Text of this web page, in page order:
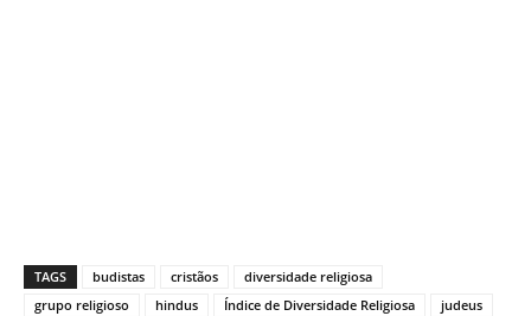
TAGS budistas cristãos
diversidade religiosa
grupo religioso
hindus Índice de Diversidade Religiosa
judeus